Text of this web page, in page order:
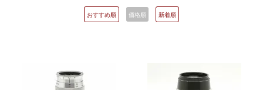
おすすめ順 価格順 新着順